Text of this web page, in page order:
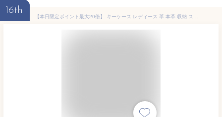
16th
【本日限定ポイント最大20倍】 キーケース レディース 革 本革 収納 スマートキー スマートキーカバー ケース キーホルダー キーレス レディース スマートキーケース 家の鍵 トヨタ キーフック カード カギ キーケース